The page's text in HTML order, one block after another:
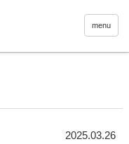
愛まん
menu
2025.03.26